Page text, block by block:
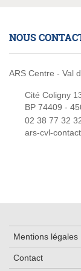
NOUS
ARS Centre - Val
Cité Coligny
BP 74409 -
02 38 77 32
ars-cvl-
Mentions légales
Contact